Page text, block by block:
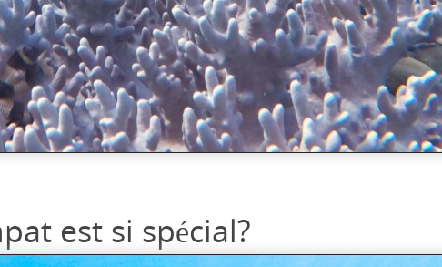
est si spécial?